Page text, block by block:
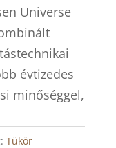
Universe
évtizedes
minőséggel,
Tükör